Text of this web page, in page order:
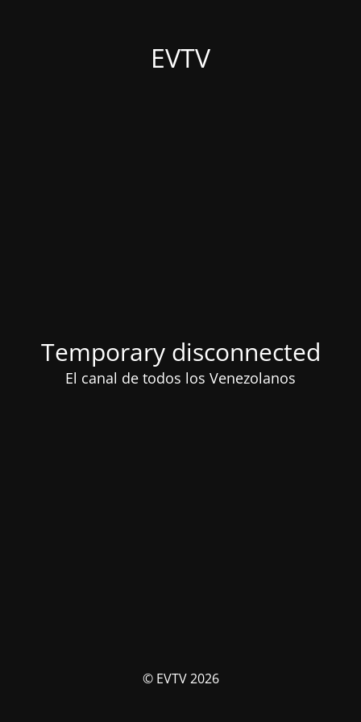
EVTV
Temporary disconnected
El canal de todos los Venezolanos
© EVTV 2026